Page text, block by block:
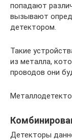
попадают
вызывают
детектором.
Такие
из металла,
проводов они
Детекторы